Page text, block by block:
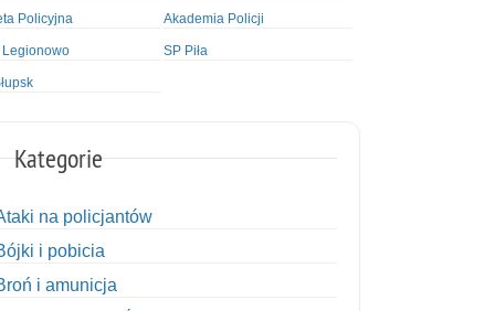
Policyjna Akademia Policji
Legionowo SP Piła
Kategorie
na policjantów
i pobicia
i amunicja